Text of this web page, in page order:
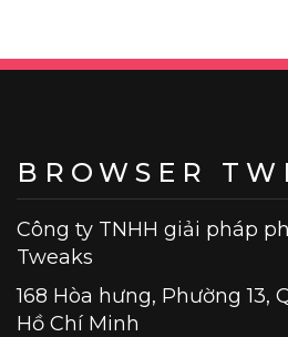
BROWSER
Công ty TNHH giải pháp
Tweaks
168 Hòa hưng, Phường 13,
Hồ Chí Minh